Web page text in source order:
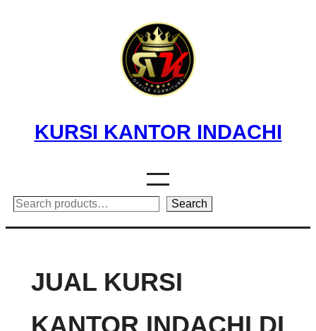
KURSI KANTOR INDACHI
Search Search
JUAL KURSI